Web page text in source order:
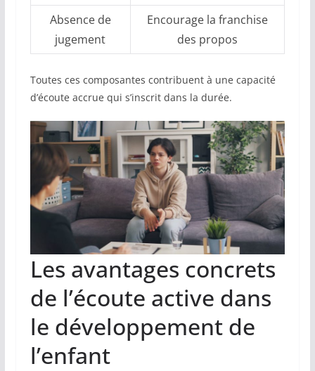
Absence de
jugement
Encourage la franchise
des propos
Toutes ces composantes contribuent à une capacité
d’écoute accrue qui s’inscrit dans la durée.
Les avantages concrets
de l’écoute active dans
le développement de
l’enfant